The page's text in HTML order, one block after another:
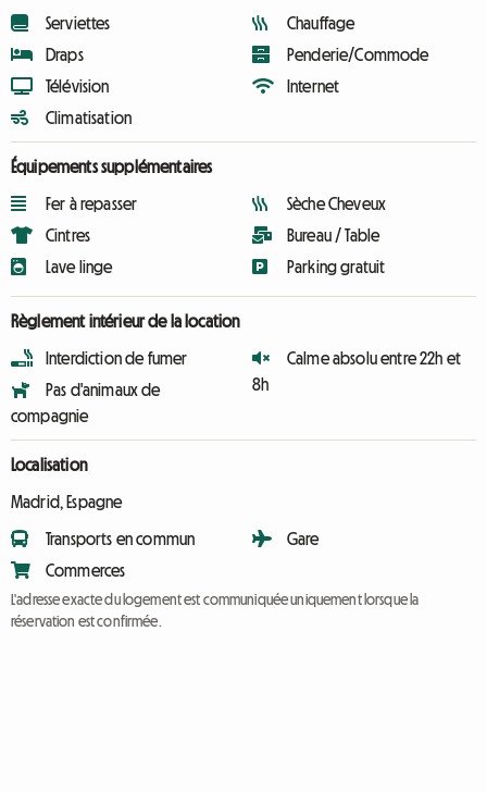
Serviettes
Draps
Télévision
Climatisation
Chauffage
Penderie/Commode
Internet
Équipements supplémentaires
Fer à repasser
Cintres
Lave linge
Sèche Cheveux
Bureau / Table
Parking gratuit
Règlement intérieur de la location
Interdiction de fumer
Pas d'animaux de
compagnie
Calme absolu entre 22h et
8h
Localisation
Madrid, Espagne
Transports en commun
Commerces
Gare
L'adresse exacte du logement est communiquée uniquement lorsque la
réservation est confirmée.